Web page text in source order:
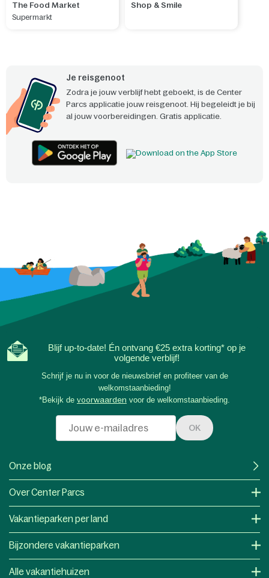
The Food Market
Supermarkt
Shop & Smile
Je reisgenoot
Zodra je jouw verblijf hebt geboekt, is de Center
Parcs applicatie jouw reisgenoot. Hij begeleidt je bij
al jouw voorbereidingen. Gratis applicatie.
Blijf up-to-date! Én ontvang €25 extra korting* op je
volgende verblijf!
Schrijf je nu in voor de nieuwsbrief en profiteer van de
welkomstaanbieding!
*Bekijk de voorwaarden voor de welkomstaanbieding.
OK
Onze blog
Over Center Parcs
Vakantieparken per land
Bijzondere vakantieparken
Alle vakantiehuizen